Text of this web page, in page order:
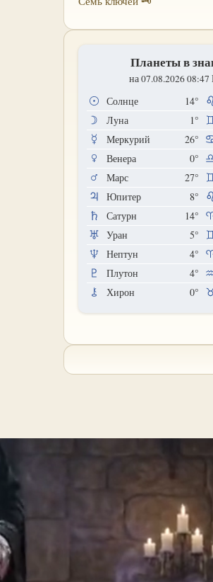
Планеты в
на 07.08.2026 08:47
Солнце 14°
Луна
1°
Меркурий
26°
Венера
0°
Марс
27°
Юпитер
8°
Сатурн
14°
Уран
5°
Нептун
4°
Плутон
4°
Хирон
0°